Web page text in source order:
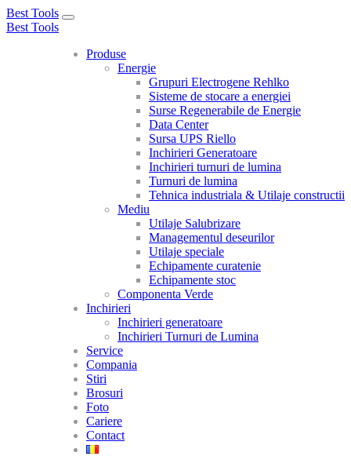
Best Tools
Toggle
Best Tools
Produse
Energie
Grupuri Electrogene Rehlko
Sisteme de stocare a energiei
Surse Regenerabile de Energie
Data Center
Sursa UPS Riello
Inchirieri Generatoare
Inchirieri turnuri de lumina
Turnuri de lumina
Tehnica industriala & Utilaje constructii
Mediu
Utilaje Salubrizare
Managementul deseurilor
Utilaje speciale
Echipamente curatenie
Echipamente stoc
Componenta Verde
Inchirieri
Inchirieri generatoare
Inchirieri Turnuri de Lumina
Service
Compania
Stiri
Brosuri
Foto
Cariere
Contact